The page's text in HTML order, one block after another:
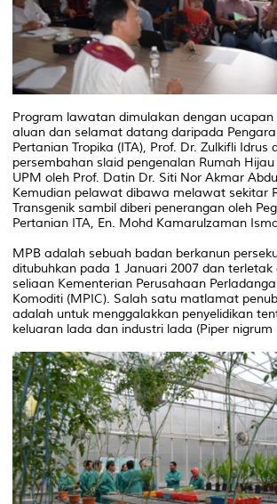
Program lawatan dimulakan dengan
aluan dan selamat datang daripada
Pertanian Tropika (ITA), Prof. Dr. Zulkifli Idrus
persembahan slaid pengenalan Rumah Hijau
UPM oleh Prof. Datin Dr. Siti Nor Akmar
Kemudian pelawat dibawa melawat sekitar
Transgenik sambil diberi penerangan oleh
Pertanian ITA, En. Mohd Kamarulzaman
MPB adalah sebuah badan berkanun
ditubuhkan pada 1 Januari 2007 dan
seliaan Kementerian Perusahaan
Komoditi (MPIC). Salah satu matlamat
adalah untuk menggalakkan penyelidikan
keluaran lada dan industri lada (Piper nigrum